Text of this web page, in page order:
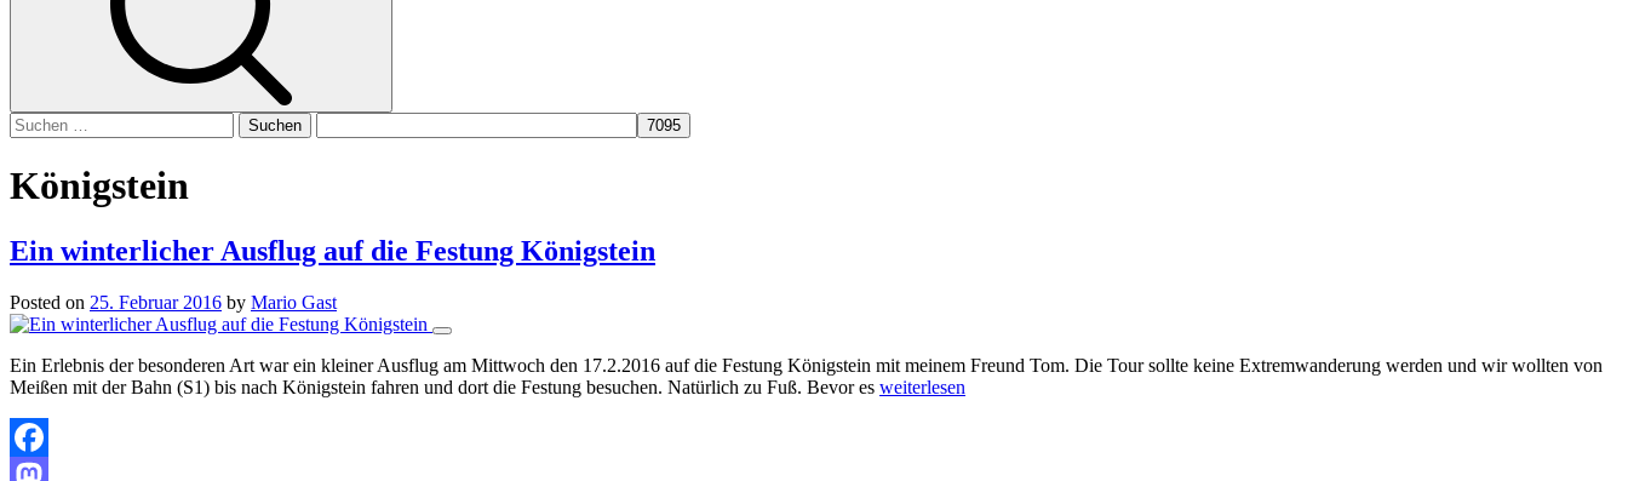
Suchen
nach:
Königstein
Ein winterlicher Ausflug auf die Festung Königstein
Posted on 25. Februar 2016 by Mario Gast
Ein Erlebnis der besonderen Art war ein kleiner Ausflug am Mittwoch den 17.2.2016 auf die Festung Königstein mit meinem Freund Tom. Die Tour sollte keine Extremwanderung werden und wir wollten von
Meißen mit der Bahn (S1) bis nach Königstein fahren und dort die Festung besuchen. Natürlich zu Fuß. Bevor es weiterlesen
Facebook